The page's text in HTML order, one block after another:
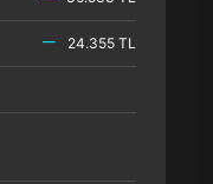
24.355 TL